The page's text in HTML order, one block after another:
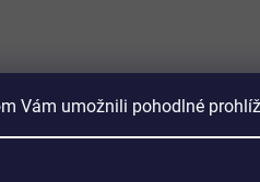
Vám umožnili pohodlné